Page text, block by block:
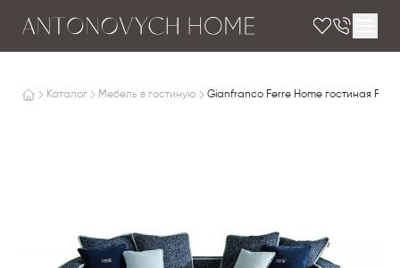
Каталог Мебель в гостиную Gianfranco Ferre Home гостиная